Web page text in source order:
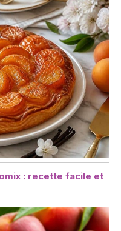
: recette facile et